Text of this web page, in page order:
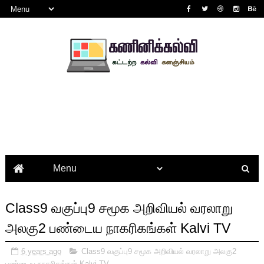
Class9 வகுப்பு9 சமூக அறிவியல் வரலாறு
அலகு2 பண்டைய நாகரிகங்கள் Kalvi TV
6 years ago
Class9 வகுப்பு9 சமூக அறிவியல் வரலாறு அலகு2